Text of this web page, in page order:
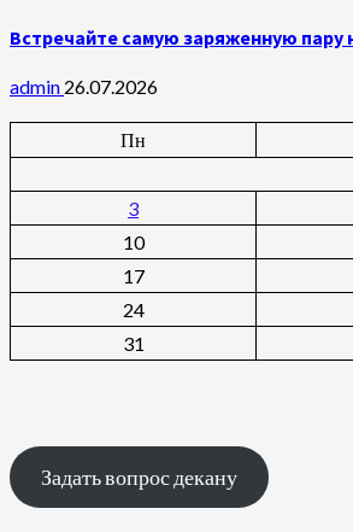
Встречайте самую заряженную
admin 26.07.2026
Пн
3
10
17
24
31
Задать вопрос декану